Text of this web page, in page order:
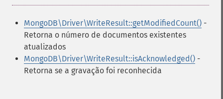
MongoDB\Driver\WriteResult::getModifiedCount() -
Retorna o número de documentos existentes
atualizados
MongoDB\Driver\WriteResult::isAcknowledged() -
Retorna se a gravação foi reconhecida